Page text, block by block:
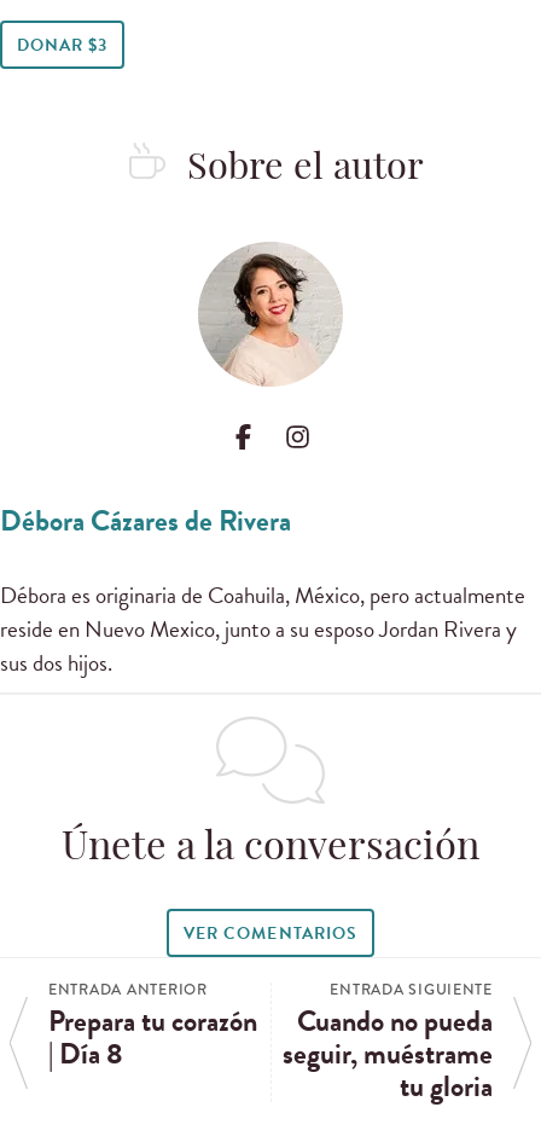
DONAR $3
Sobre el autor
Débora Cázares de Rivera
Débora es originaria de Coahuila, México, pero actualmente
reside en Nuevo Mexico, junto a su esposo Jordan Rivera y
sus dos hijos.
Únete a la conversación
VER COMENTARIOS
ENTRADA ANTERIOR
Prepara tu corazón
| Día 8
ENTRADA SIGUIENTE
Cuando no pueda
seguir, muéstrame
tu gloria